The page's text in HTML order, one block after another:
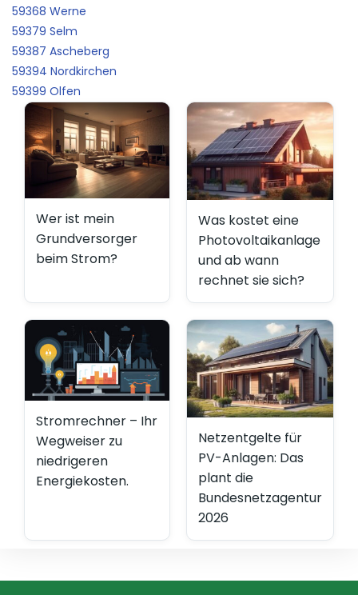
59368 Werne
59379 Selm
59387 Ascheberg
59394 Nordkirchen
59399 Olfen
Wer ist mein
Grundversorger
beim Strom?
Was kostet eine
Photovoltaikanlage
und ab wann
rechnet sie sich?
Stromrechner – Ihr
Wegweiser zu
niedrigeren
Energiekosten.
Netzentgelte für
PV-Anlagen: Das
plant die
Bundesnetzagentur
2026